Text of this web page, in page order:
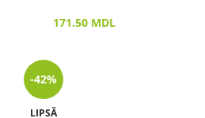
171.50 MDL
-42%
LIPSĂ